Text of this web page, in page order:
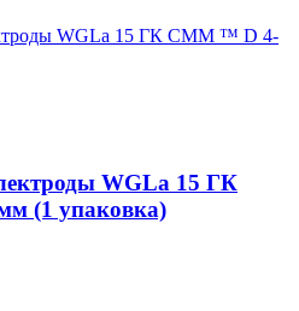
WGLa 15 ГК
(1 упаковка)